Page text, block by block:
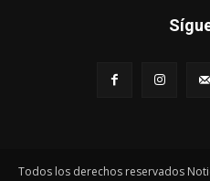
Todos los derechos reservados